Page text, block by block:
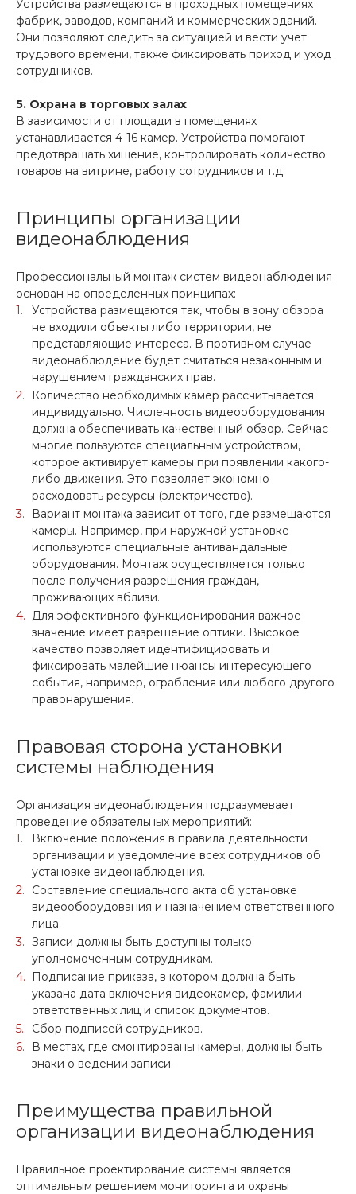
Устройства размещаются в проходных помещениях
фабрик, заводов, компаний и коммерческих зданий.
Они позволяют следить за ситуацией и вести учет
трудового времени, также фиксировать приход и уход
сотрудников.
5. Охрана в торговых залах
В зависимости от площади в помещениях
устанавливается 4-16 камер. Устройства помогают
предотвращать хищение, контролировать количество
товаров на витрине, работу сотрудников и т.д.
Принципы организации
видеонаблюдения
Профессиональный монтаж систем видеонаблюдения
основан на определенных принципах:
Устройства размещаются так, чтобы в зону обзора
не входили объекты либо территории, не
представляющие интереса. В противном случае
видеонаблюдение будет считаться незаконным и
нарушением гражданских прав.
Количество необходимых камер рассчитывается
индивидуально. Численность видеооборудования
должна обеспечивать качественный обзор. Сейчас
многие пользуются специальным устройством,
которое активирует камеры при появлении какого-
либо движения. Это позволяет экономно
расходовать ресурсы (электричество).
Вариант монтажа зависит от того, где размещаются
камеры. Например, при наружной установке
используются специальные антивандальные
оборудования. Монтаж осуществляется только
после получения разрешения граждан,
проживающих вблизи.
Для эффективного функционирования важное
значение имеет разрешение оптики. Высокое
качество позволяет идентифицировать и
фиксировать малейшие нюансы интересующего
события, например, ограбления или любого другого
правонарушения.
Правовая сторона установки
системы наблюдения
Организация видеонаблюдения подразумевает
проведение обязательных мероприятий:
Включение положения в правила деятельности
организации и уведомление всех сотрудников об
установке видеонаблюдения.
Составление специального акта об установке
видеооборудования и назначением ответственного
лица.
Записи должны быть доступны только
уполномоченным сотрудникам.
Подписание приказа, в котором должна быть
указана дата включения видеокамер, фамилии
ответственных лиц и список документов.
Сбор подписей сотрудников.
В местах, где смонтированы камеры, должны быть
знаки о ведении записи.
Преимущества правильной
организации видеонаблюдения
Правильное проектирование системы является
оптимальным решением мониторинга и охраны